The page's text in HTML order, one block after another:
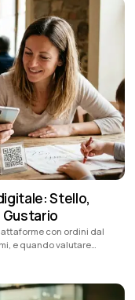
Stello,
Gustario
con ordini dal
e quando valutare